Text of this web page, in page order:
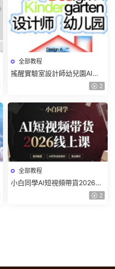
全部教程
搖醒實驗室設計師幼兒園AI軟
件基礎課2025【畫質不錯有素
2
全部教程
小白同學AI短視頻帶貨2026線
2